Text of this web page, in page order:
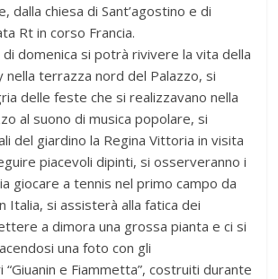
dalla chiesa di Sant’agostino e di
Rt in corso Francia.
domenica si potrà rivivere la vita della
nella terrazza nord del Palazzo, si
delle feste che si realizzavano nella
al suono di musica popolare, si
del giardino la Regina Vittoria in visita
piacevoli dipinti, si osserveranno i
giocare a tennis nel primo campo da
Italia, si assisterà alla fatica dei
a dimora una grossa pianta e ci si
una foto con gli
e Fiammetta”, costruiti durante